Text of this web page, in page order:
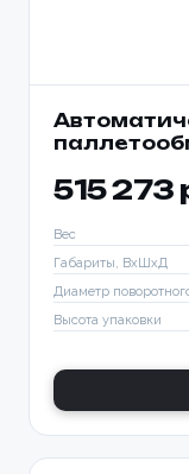
515 273
Вес
Габариты, ВхШхД
Диаметр
Высота упаковки